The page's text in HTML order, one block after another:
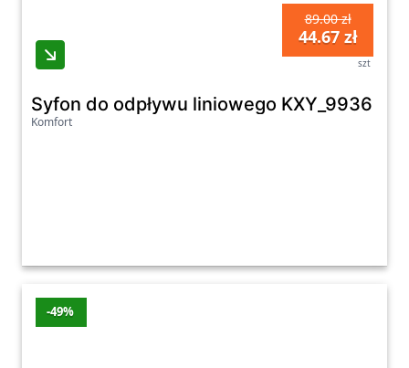
89.00 zł
44.67 zł
szt
Syfon do odpływu liniowego KXY_9936
Komfort
-49%